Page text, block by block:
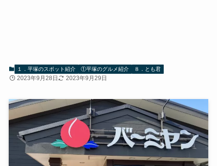
１．平塚のスポット紹介 ①平塚のグルメ紹介 ８．とも君
2023年9月28日 2023年9月29日